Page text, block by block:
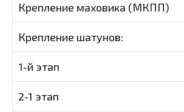
Крепление маховика (МКПП)
Крепление шатунов:
1-й этап
2-1 этап